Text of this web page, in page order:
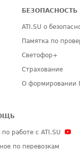
БЕЗОПАСНОСТЬ
ATI.SU о
Памятка по
Светофор+
Страхование
О формировании
по работе с ATI.SU
по перевозкам